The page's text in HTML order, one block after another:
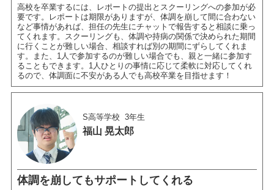
高校を卒業するには、レポートの提出とスクーリングへの参加が必
要です。レポートは期限がありますが、体調を崩して間に合わない
など事情があれば、担任の先生にチャットで報告すると相談に乗っ
てくれます。スクーリングも、体調や持病の関係で決められた期間
に行くことが難しい場合、相談すれば別の期間にずらしてくれま
す。また、1人で参加するのが難しい場合でも、親と一緒に参加す
ることもできます。1人ひとりの事情に応じて柔軟に対応してくれ
るので、体調面に不安がある人でも高校卒業を目指せます！
S高等学校 3年生
福山 晃太郎
体調を崩してもサポートしてくれる